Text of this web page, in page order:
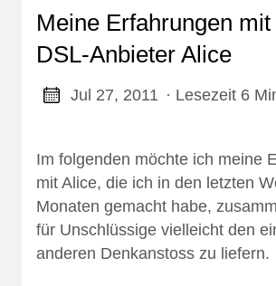
Meine Erfahrungen mit
DSL-Anbieter Alice
Jul 27, 2011 · Lesezeit 6
Im folgenden möchte ich meine
mit Alice, die ich in den letzten
Monaten gemacht habe,
für Unschlüssige vielleicht den
anderen Denkanstoss zu liefern.